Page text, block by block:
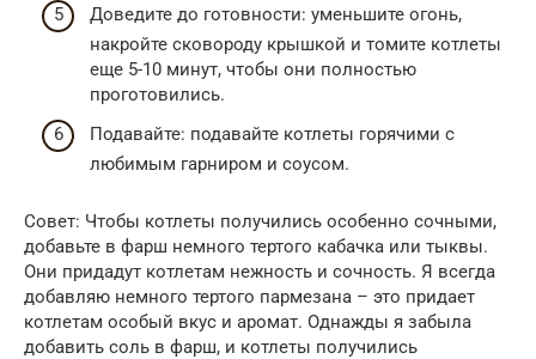
Доведите до готовности: уменьшите огонь,
накройте сковороду крышкой и томите котлеты
еще 5-10 минут, чтобы они полностью
проготовились.
Подавайте: подавайте котлеты горячими с
любимым гарниром и соусом.
Совет: Чтобы котлеты получились особенно сочными,
добавьте в фарш немного тертого кабачка или тыквы.
Они придадут котлетам нежность и сочность. Я всегда
добавляю немного тертого пармезана – это придает
котлетам особый вкус и аромат. Однажды я забыла
добавить соль в фарш, и котлеты получились